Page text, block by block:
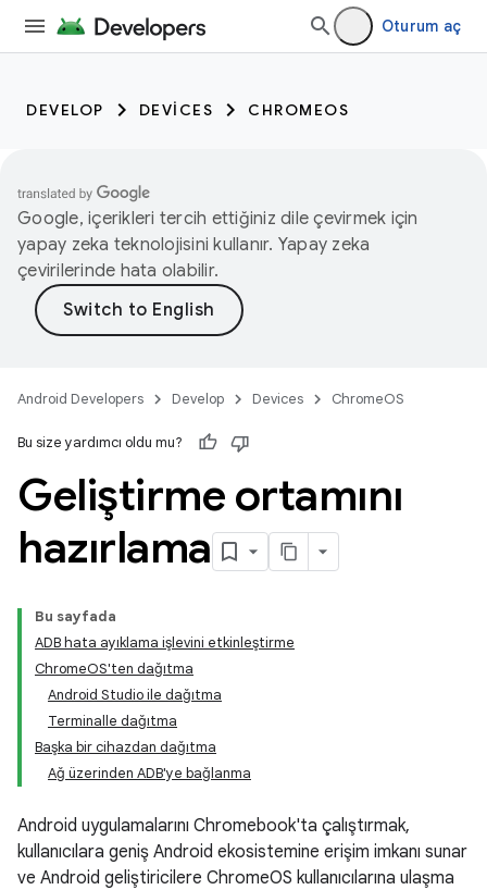
Oturum aç
DEVELOP DEVICES CHROMEOS
Google, içerikleri tercih ettiğiniz dile çevirmek için
yapay zeka teknolojisini kullanır. Yapay zeka
çevirilerinde hata olabilir.
Android Developers Develop Devices ChromeOS
Bu size yardımcı oldu mu?
Geliştirme ortamını
hazırlama
Bu sayfada
ADB hata ayıklama işlevini etkinleştirme
ChromeOS'ten dağıtma
Android Studio ile dağıtma
Terminalle dağıtma
Başka bir cihazdan dağıtma
Ağ üzerinden ADB'ye bağlanma
Android uygulamalarını Chromebook'ta çalıştırmak,
kullanıcılara geniş Android ekosistemine erişim imkanı sunar
ve Android geliştiricilere ChromeOS kullanıcılarına ulaşma